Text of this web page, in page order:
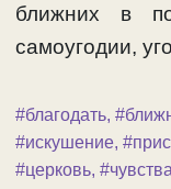
ближних в
самоугодии,
#благодать,
#искушение,
#церковь, #чувства